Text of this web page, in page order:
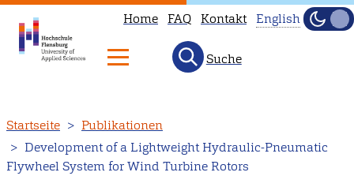
zum
Inhalt
Home FAQ Kontakt
available
English
Hell
Suche
Startseite
Publikationen
Development of a Lightweight Hydraulic-Pneumatic
Flywheel System for Wind Turbine Rotors